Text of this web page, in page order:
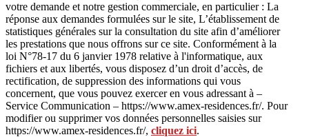
votre demande et notre gestion commerciale, en particulier : La
réponse aux demandes formulées sur le site, L’établissement de
statistiques générales sur la consultation du site afin d’améliorer
les prestations que nous offrons sur ce site. Conformément à la
loi N°78-17 du 6 janvier 1978 relative à l'informatique, aux
fichiers et aux libertés, vous disposez d’un droit d’accès, de
rectification, de suppression des informations qui vous
concernent, que vous pouvez exercer en vous adressant à –
Service Communication – https://www.amex-residences.fr/. Pour
modifier ou supprimer vos données personnelles saisies sur
https://www.amex-residences.fr/, cliquez ici.